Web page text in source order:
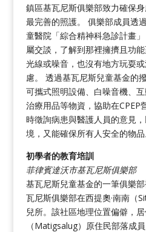
鎮區基瓦尼斯俱樂部致力確保
最完善的照護。 俱樂部成員透
童醫院「綜合精神科急診計畫
屬交談，了解到那裡擁擠且功
光線或噪音，也沒有地方玩耍
慮。 透過基瓦尼斯兒童基金的
可攜式照明設備、白噪音機、
治療用品等物資，協助在CPEP
時徵詢病患與醫護人員的意見
境，又能確保所有人安全的物品
初學者的教育培訓
菲律賓達沃市基瓦尼斯俱樂部
基瓦尼斯兒童基金的一筆俱樂
瓦尼斯俱樂部在西提奧·南南（
兒所。該社區地理位置偏僻，
（Matigsalug）原住民部落成